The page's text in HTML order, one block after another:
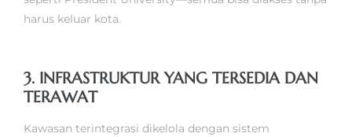
harus keluar kota.
3. INFRASTRUKTUR YANG TERSEDIA DAN
TERAWAT
Kawasan terintegrasi dikelola dengan sistem